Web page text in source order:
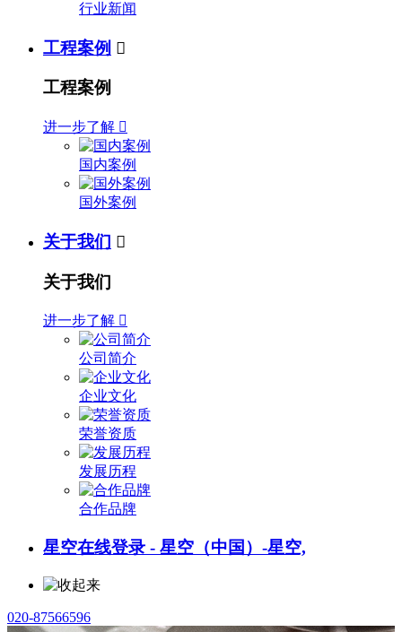
行业新闻
工程案例 
工程案例
进一步了解 
国内案例
国外案例
关于我们 
关于我们
进一步了解 
公司简介
企业文化
荣誉资质
发展历程
合作品牌
星空在线登录 - 星空（中国）-星空,
020-87566596